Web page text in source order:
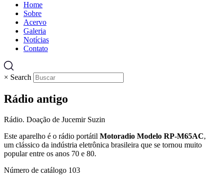
Home
Sobre
Acervo
Galeria
Notícias
Contato
× Search
Rádio antigo
Rádio. Doação de Jucemir Suzin
Este aparelho é o rádio portátil Motoradio Modelo RP-M65AC,
um clássico da indústria eletrônica brasileira que se tornou muito
popular entre os anos 70 e 80.
Número de catálogo 103